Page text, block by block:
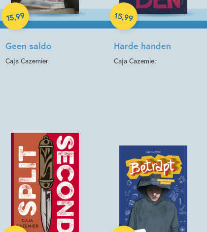
Geen saldo
Caja Cazemier
15,99
Harde handen
Caja Cazemier
15,99
Paperback
Hardcover